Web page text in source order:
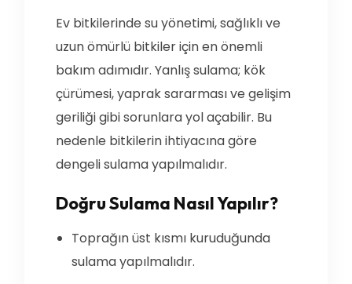
Ev bitkilerinde su yönetimi, sağlıklı ve
uzun ömürlü bitkiler için en önemli
bakım adımıdır. Yanlış sulama; kök
çürümesi, yaprak sararması ve gelişim
geriliği gibi sorunlara yol açabilir. Bu
nedenle bitkilerin ihtiyacına göre
dengeli sulama yapılmalıdır.
Doğru Sulama Nasıl Yapılır?
Toprağın üst kısmı kuruduğunda
sulama yapılmalıdır.